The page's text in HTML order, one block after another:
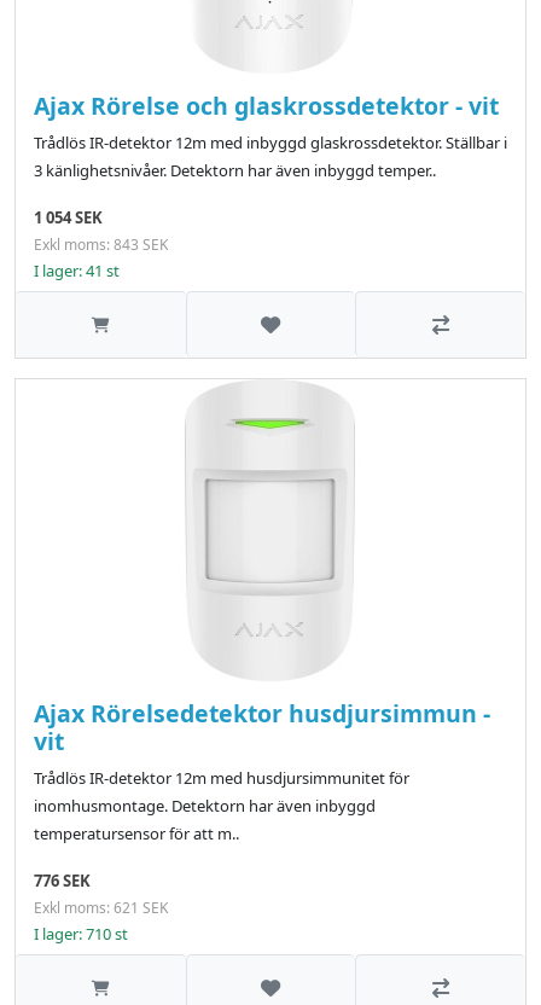
Ajax Rörelse och glaskrossdetektor - vit
Trådlös IR-detektor 12m med inbyggd glaskrossdetektor. Ställbar i
3 känlighetsnivåer. Detektorn har även inbyggd temper..
1 054 SEK
Exkl moms: 843 SEK
I lager: 41 st
Lägg till i önskelistanJämför
Ajax Rörelsedetektor husdjursimmun -
vit
Trådlös IR-detektor 12m med husdjursimmunitet för
inomhusmontage. Detektorn har även inbyggd
temperatursensor för att m..
776 SEK
Exkl moms: 621 SEK
I lager: 710 st
Lägg till i önskelistanJämför